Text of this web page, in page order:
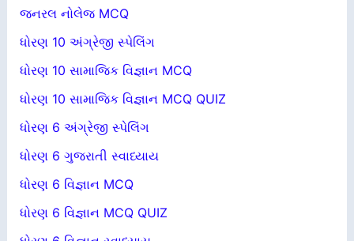
જનરલ નોલેજ MCQ
ધોરણ 10 અંગ્રેજી સ્પેલિંગ
ધોરણ 10 સામાજિક વિજ્ઞાન MCQ
ધોરણ 10 સામાજિક વિજ્ઞાન MCQ QUIZ
ધોરણ 6 અંગ્રેજી સ્પેલિંગ
ધોરણ 6 ગુજરાતી સ્વાધ્યાય
ધોરણ 6 વિજ્ઞાન MCQ
ધોરણ 6 વિજ્ઞાન MCQ QUIZ